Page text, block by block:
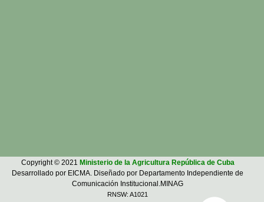
Copyright © 2021 Ministerio de la Agricultura República de Cuba
Desarrollado por EICMA. Diseñado por Departamento Independiente de
Comunicación Institucional.MINAG
RNSW: A1021